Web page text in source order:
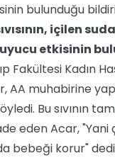
bulunduğu
içilen
etkisinin
Fakültesi Kadın
muhabirine
Bu sıvının
eden Acar, "Yani
bebeği korur"